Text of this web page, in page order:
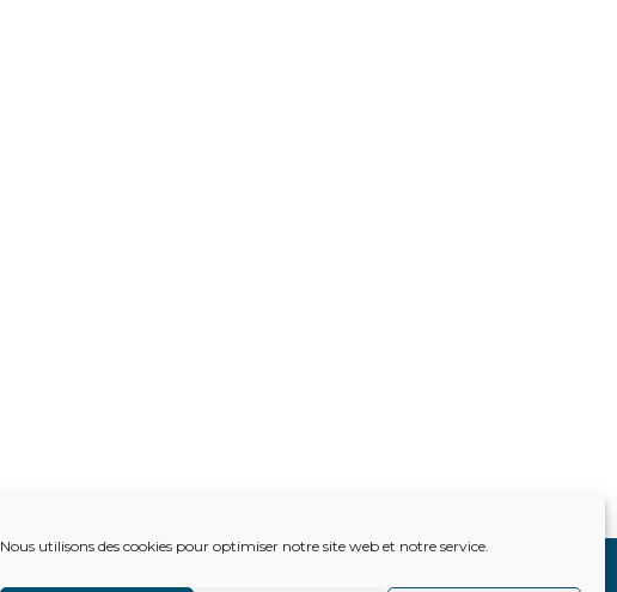
Nous utilisons des cookies pour optimiser notre site web et notre service.